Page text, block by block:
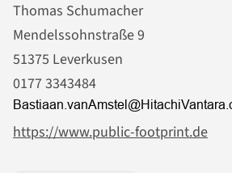
Thomas Schumacher
Mendelssohnstraße 9
51375 Leverkusen
0177 3343484
https://www.public-footprint.de